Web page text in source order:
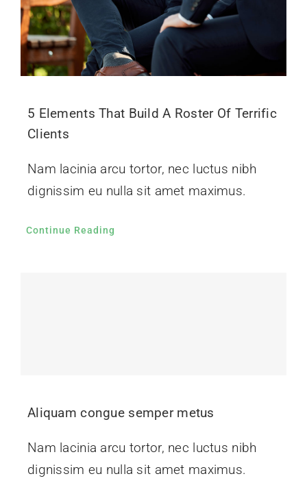
5 Elements That Build A Roster Of Terrific
Clients
Nam lacinia arcu tortor, nec luctus nibh
dignissim eu nulla sit amet maximus.
Continue Reading
Aliquam congue semper metus
Nam lacinia arcu tortor, nec luctus nibh
dignissim eu nulla sit amet maximus.